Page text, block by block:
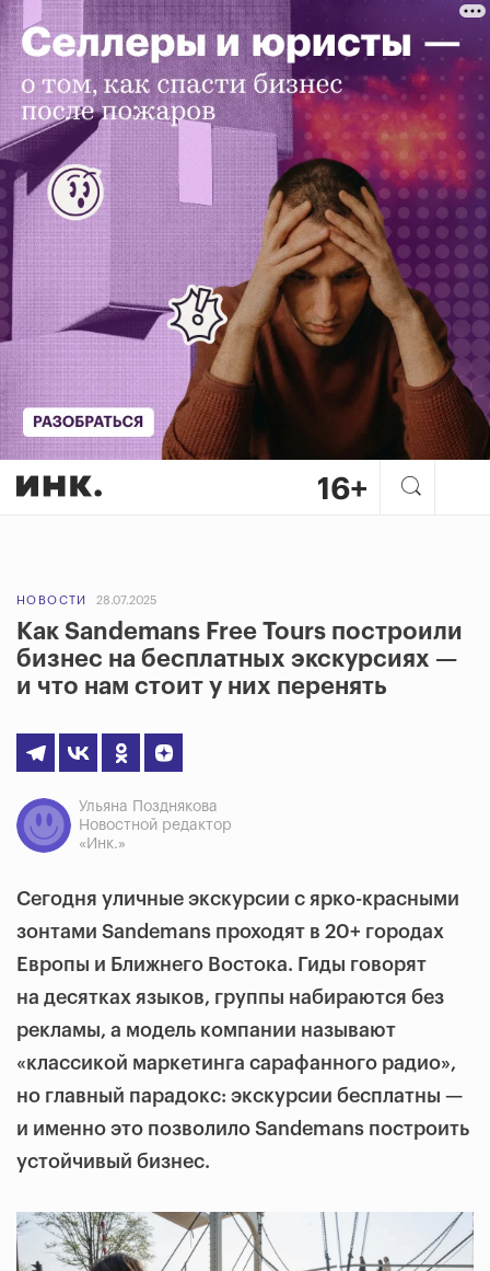
НОВОСТИ 28.07.2025
Как Sandemans Free Tours построили
бизнес на бесплатных экскурсиях —
и что нам стоит у них перенять
Ульяна Позднякова
Новостной редактор
«Инк.»
Сегодня уличные экскурсии с ярко-красными
зонтами Sandemans проходят в 20+ городах
Европы и Ближнего Востока. Гиды говорят
на десятках языков, группы набираются без
рекламы, а модель компании называют
«классикой маркетинга сарафанного радио»,
но главный парадокс: экскурсии бесплатны —
и именно это позволило Sandemans построить
устойчивый бизнес.